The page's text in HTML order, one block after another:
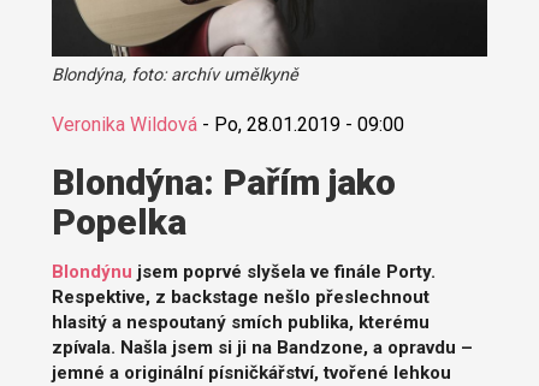
Blondýna, foto: archív umělkyně
Veronika Wildová- Po, 28.01.2019 - 09:00
​Blondýna: Pařím jako
Popelka
Blondýnu jsem poprvé slyšela ve finále Porty.
Respektive, z backstage nešlo přeslechnout
hlasitý a nespoutaný smích publika, kterému
zpívala. Našla jsem si ji na Bandzone, a opravdu –
jemné a originální písničkářství, tvořené lehkou